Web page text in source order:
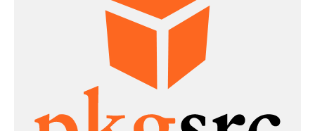
Prostsza konfiguracja RAID za pomocą raidctl. *